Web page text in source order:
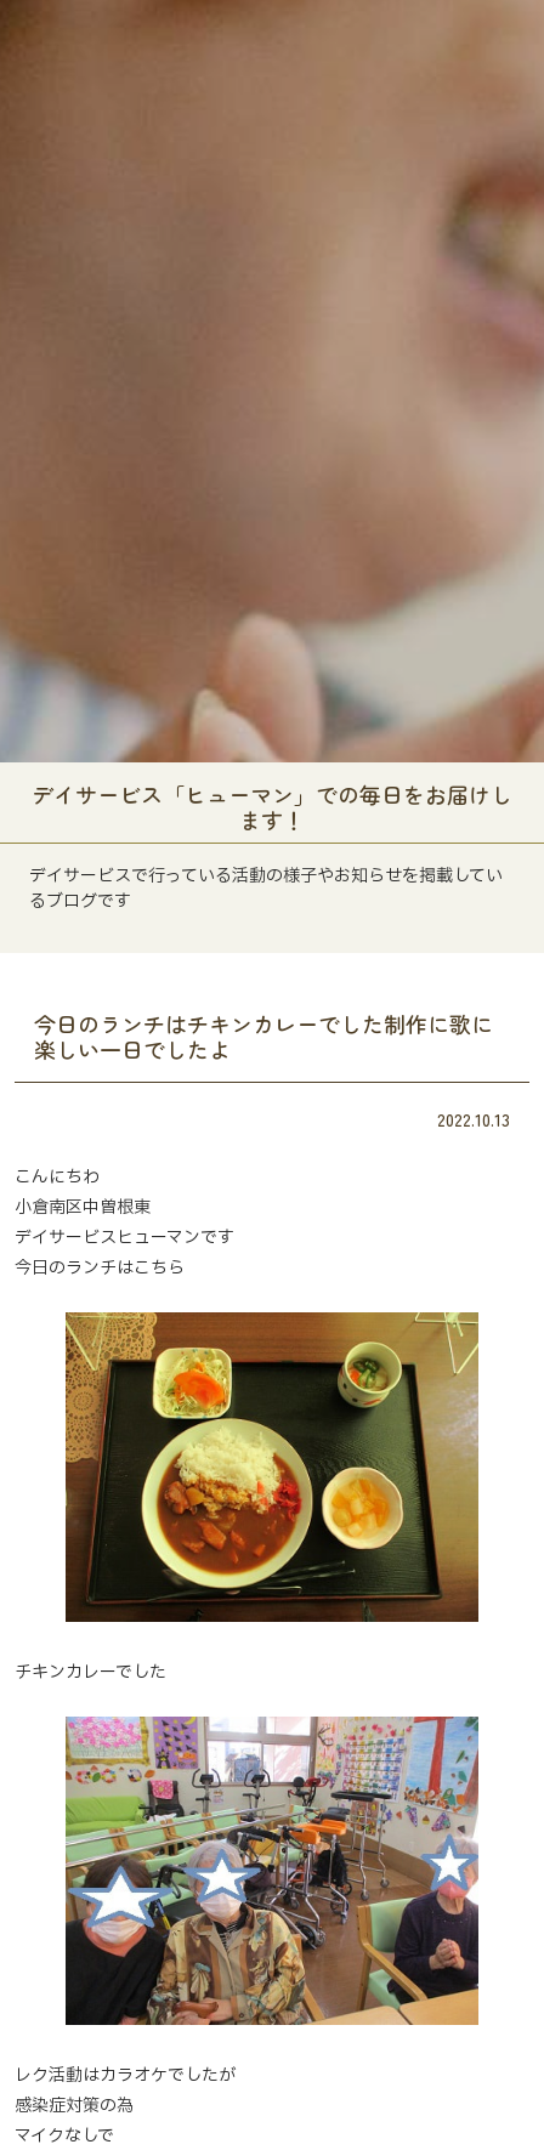
デイサービス「ヒューマン」での毎日をお届けし
ます！
デイサービスで行っている活動の様子やお知らせを掲載してい
るブログです
今日のランチはチキンカレーでした制作に歌に
楽しい一日でしたよ
2022.10.13
こんにちわ
小倉南区中曽根東
デイサービスヒューマンです
今日のランチはこちら
チキンカレーでした
レク活動はカラオケでしたが
感染症対策の為
マイクなしで